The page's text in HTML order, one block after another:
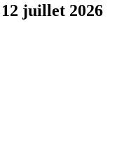
juillet 2026